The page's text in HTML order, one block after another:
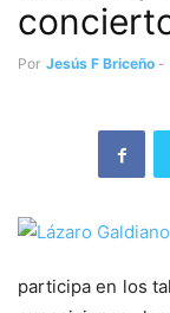
Por Jesús F Briceño -
participa en los